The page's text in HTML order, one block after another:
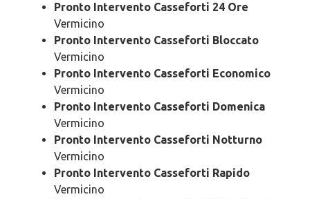
Pronto Intervento Casseforti 24 Ore
Vermicino
Pronto Intervento Casseforti Bloccato
Vermicino
Pronto Intervento Casseforti Economico
Vermicino
Pronto Intervento Casseforti Domenica
Vermicino
Pronto Intervento Casseforti Notturno
Vermicino
Pronto Intervento Casseforti Rapido
Vermicino